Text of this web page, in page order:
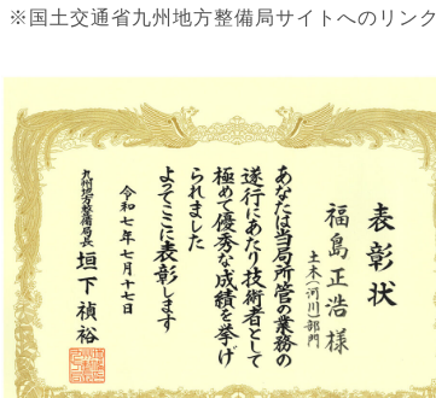
※国土交通省九州地方整備局サイトへのリンク